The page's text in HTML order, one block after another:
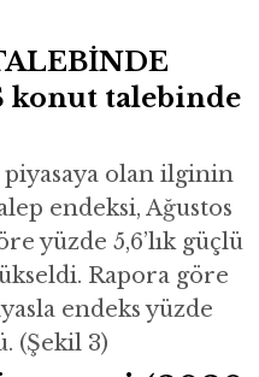
konut talebinde
olan ilginin
endeksi, Ağustos
yüzde 5,6’lık güçlü
Rapora göre
endeks yüzde
(Şekil 3)